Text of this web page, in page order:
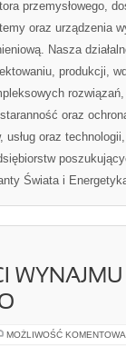
przemysłowego,
oraz urządzenia
Nasza
produkcji,
oraz
oraz
Świata i
WYNAJMU
MOŻLIWOŚĆ